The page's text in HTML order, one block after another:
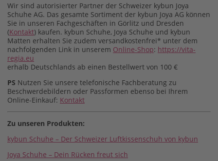
Wir sind autorisierter Partner der Schweizer kybun Joya
Schuhe AG. Das gesamte Sortiment der kybun Joya AG können
Sie in unseren Fachgeschäften in Görlitz und Dresden
(Kontakt) kaufen. kybun Schuhe, Joya Schuhe und kybun
Matten erhalten Sie zudem versandkostenfrei* unter dem
nachfolgenden Link in unserem Online-Shop: https://vita-
regia.eu
erhalb Deutschlands ab einen Bestellwert von 100 €
PS Nutzen Sie unsere telefonische Fachberatung zu
Beschwerdebildern oder Passformen ebenso bei Ihrem
Online-Einkauf: Kontakt
Zu unseren Produkten:
kybun Schuhe – Der Schweizer Luftkissenschuh von kybun
Joya Schuhe – Dein Rücken freut sich